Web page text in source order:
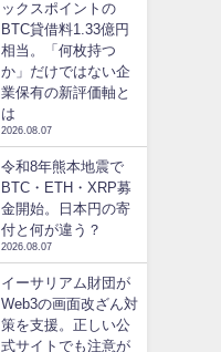
ックスポイントの
BTC貸借料1.33億円
相当。「何枚持つ
か」だけではない企
業保有の新評価軸と
は
2026.08.07
令和8年熊本地震で
BTC・ETH・XRP募
金開始。日本円の寄
付と何が違う？
2026.08.07
イーサリアム財団が
Web3の画面改ざん対
策を支援。正しい公
式サイトでも注意が